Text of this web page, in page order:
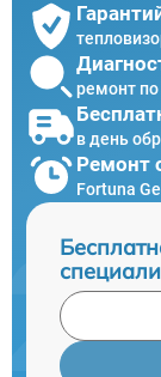
ремонт
в день
Ремонт
Fortuna